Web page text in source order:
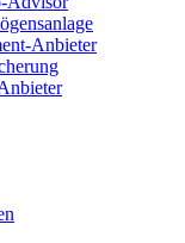
Anbieter